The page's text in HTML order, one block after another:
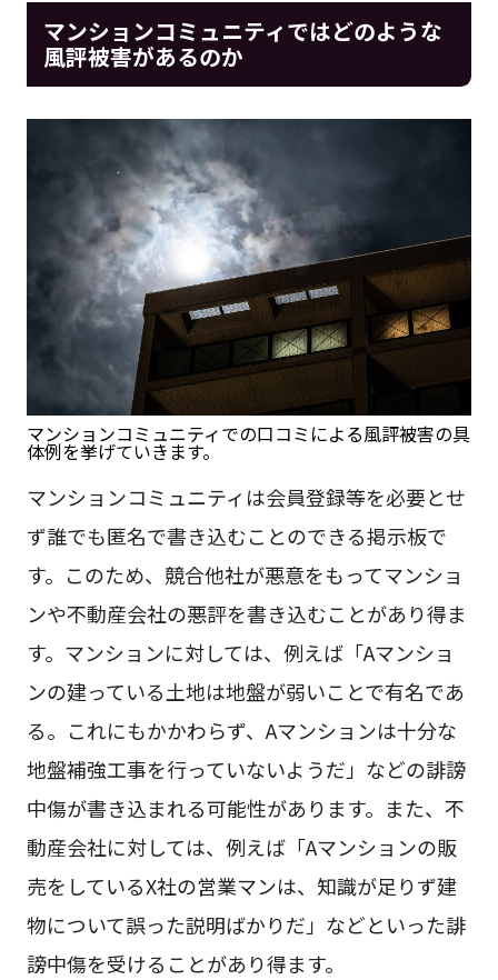
マンションコミュニティではどのような
風評被害があるのか
マンションコミュニティでの口コミによる風評被害の具
体例を挙げていきます。
マンションコミュニティは会員登録等を必要とせ
ず誰でも匿名で書き込むことのできる掲示板で
す。このため、競合他社が悪意をもってマンショ
ンや不動産会社の悪評を書き込むことがあり得ま
す。マンションに対しては、例えば「Aマンショ
ンの建っている土地は地盤が弱いことで有名であ
る。これにもかかわらず、Aマンションは十分な
地盤補強工事を行っていないようだ」などの誹謗
中傷が書き込まれる可能性があります。また、不
動産会社に対しては、例えば「Aマンションの販
売をしているX社の営業マンは、知識が足りず建
物について誤った説明ばかりだ」などといった誹
謗中傷を受けることがあり得ます。